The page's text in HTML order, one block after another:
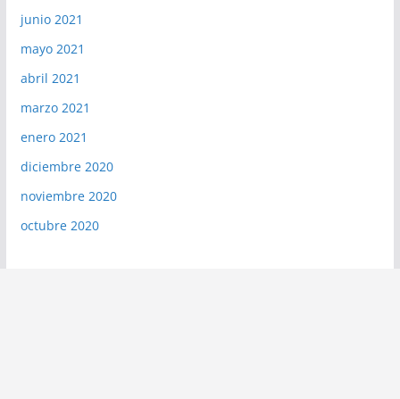
junio 2021
mayo 2021
abril 2021
marzo 2021
enero 2021
diciembre 2020
noviembre 2020
octubre 2020